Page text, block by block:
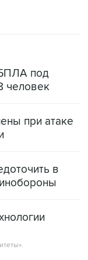
под
человек
при атаке
в